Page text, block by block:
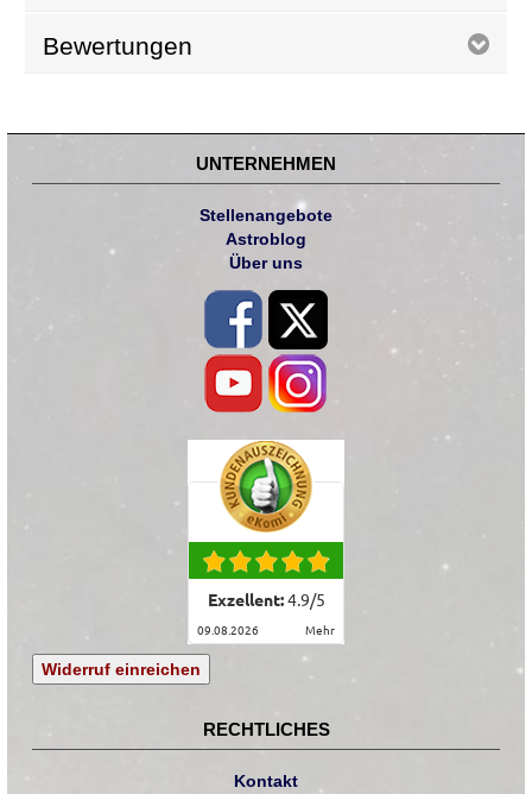
Bewertungen
UNTERNEHMEN
Stellenangebote
Astroblog
Über uns
Exzellent:4.9/5
09.08.2026 mehr
Widerruf einreichen
RECHTLICHES
Kontakt